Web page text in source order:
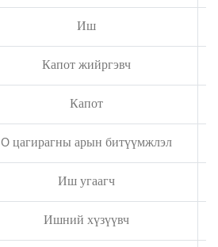
Иш
Капот жийргэвч
Капот
O цагирагны арын битүүмжлэл
Иш угаагч
Ишний хүзүүвч